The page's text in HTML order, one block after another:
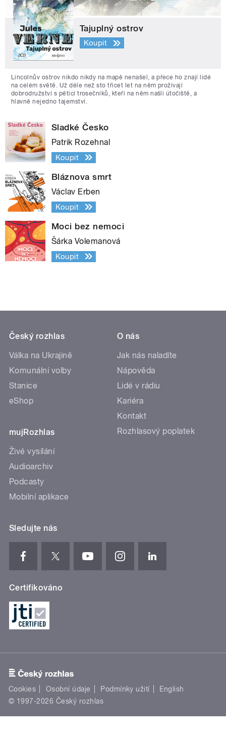
Tajuplný ostrov
Koupit
Lincolnův ostrov nikdo nikdy na mapě nenašel, a přece ho znají lidé
na celém světě. Už déle než sto třicet let na něm prožívají
dobrodružství s pěticí trosečníků, kteří na něm našli útočiště, a
hlavně nejedno tajemství.
Sladké Česko
Patrik Rozehnal
Koupit
Bláznova smrt
Václav Erben
Koupit
Moci bez nemoci
Šárka Volemanová
Koupit
Český rozhlas
Válka na Ukrajině
Komunální volby
Stanice
eShop
mujRozhlas
Živé vysílání
Audioarchiv
Podcasty
Mobilní aplikace
O nás
Jak nás naladíte
Nápověda
Lidé v rádiu
Kariéra
Kontakt
Rozhlasový poplatek
Sledujte nás
Certifikováno
Cookies Osobní údaje Podmínky užití
English
© 1997-2026 Český rozhlas